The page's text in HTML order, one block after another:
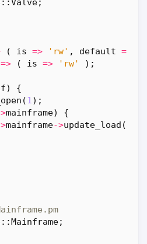
;
( is => 'rw' , default =>
=> ( is => 'rw' );
{
( 1);
mainframe)
{
mainframe->update_load (
;